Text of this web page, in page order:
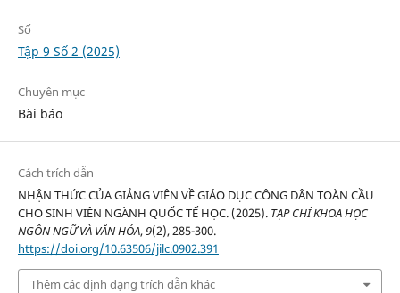
Số
Tập 9 Số 2 (2025)
Chuyên mục
Bài báo
Cách trích dẫn
NHẬN THỨC CỦA GIẢNG VIÊN VỀ GIÁO DỤC CÔNG DÂN TOÀN CẦU
CHO SINH VIÊN NGÀNH QUỐC TẾ HỌC. (2025). TẠP CHÍ KHOA HỌC
NGÔN NGỮ VÀ VĂN HÓA,9(2), 285-300.
https://doi.org/10.63506/jilc.0902.391
Thêm các định dạng trích dẫn khác